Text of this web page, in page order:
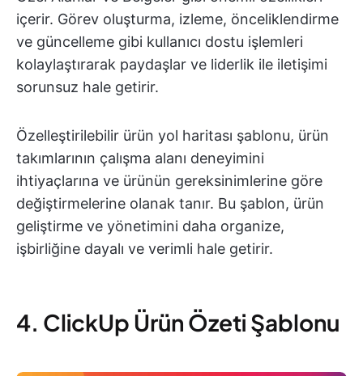
içerir. Görev oluşturma, izleme, önceliklendirme
ve güncelleme gibi kullanıcı dostu işlemleri
kolaylaştırarak paydaşlar ve liderlik ile iletişimi
sorunsuz hale getirir.
Özelleştirilebilir ürün yol haritası şablonu, ürün
takımlarının çalışma alanı deneyimini
ihtiyaçlarına ve ürünün gereksinimlerine göre
değiştirmelerine olanak tanır. Bu şablon, ürün
geliştirme ve yönetimini daha organize,
işbirliğine dayalı ve verimli hale getirir.
4. ClickUp Ürün Özeti Şablonu